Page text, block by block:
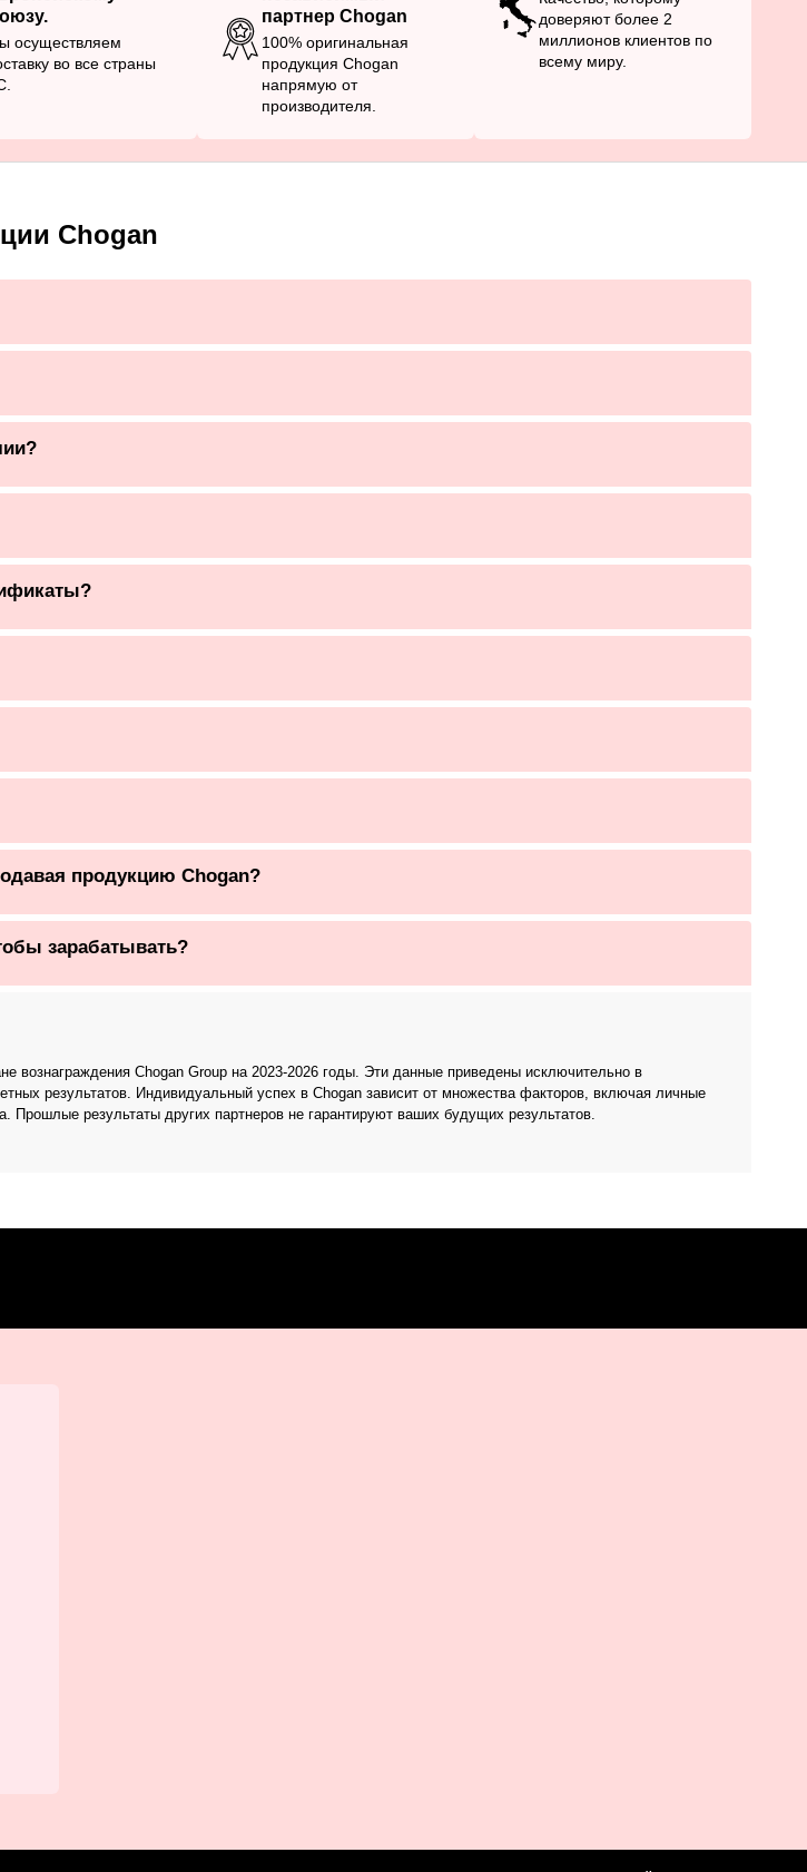
осуществляем
во все страны
партнер Chogan
100% оригинальная
продукция Chogan
напрямую от
производителя.
доверяют более 2
миллионов клиентов по
всему миру.
Chogan
продукцию Chogan?
зарабатывать?
вознаграждения Chogan Group на 2023-2026 годы. Эти данные приведены исключительно в
результатов. Индивидуальный успех в Chogan зависит от множества факторов, включая личные
результаты других партнеров не гарантируют ваших будущих результатов.